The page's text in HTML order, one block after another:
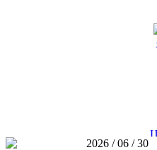
2026 / 06 / 30